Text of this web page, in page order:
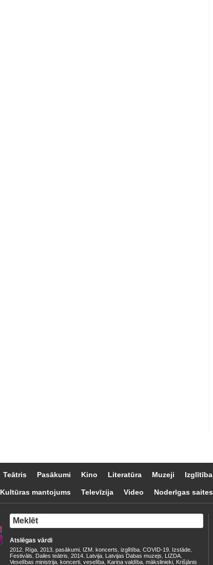
Teātris Pasākumi Kino Literatūra Muzeji Izglītība
Kultūras mantojums Televīzija Video Noderīgas saites
Atslēgas vārdi
2012 Rīga 2013 pasākumi IZM koncerts izglītība COVID-19 Izstāde
Festivāls Dailes teātris 2014 Latvija Latvijas Dabas muzejs LIZDA
Veselības ministrija koncerti veselība Kariņa valdība mākslinieki Krišjānis